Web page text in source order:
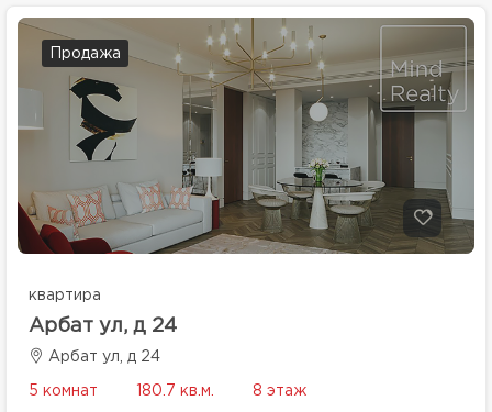
Продажа
квартира
Арбат ул, д 24
Арбат ул, д 24
5 комнат 180.7 кв.м. 8 этаж